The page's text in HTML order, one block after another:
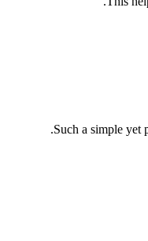
Such a simple yet